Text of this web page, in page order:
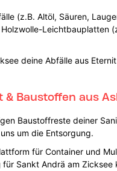
(z.B. Altöl, Säuren,
Leichtbauplatten
deine Abfälle aus
& Baustoffen aus
Baustoffreste deiner
um die Entsorgung.
für Container und
für Sankt Andrä am